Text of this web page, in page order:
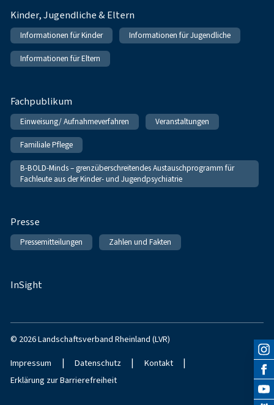
Kinder, Jugendliche & Eltern
Informationen für Kinder Informationen für Jugendliche
Informationen für Eltern
Fachpublikum
Einweisung/ Aufnahmeverfahren Veranstaltungen
Familiale Pflege
B-BOLD-Minds – grenzüberschreitendes Austauschprogramm für
Fachleute aus der Kinder- und Jugendpsychiatrie
Presse
Pressemitteilungen Zahlen und Fakten
InSight
© 2026 Landschaftsverband Rheinland (LVR)
Impressum | Datenschutz | Kontakt |
Erklärung zur Barrierefreiheit